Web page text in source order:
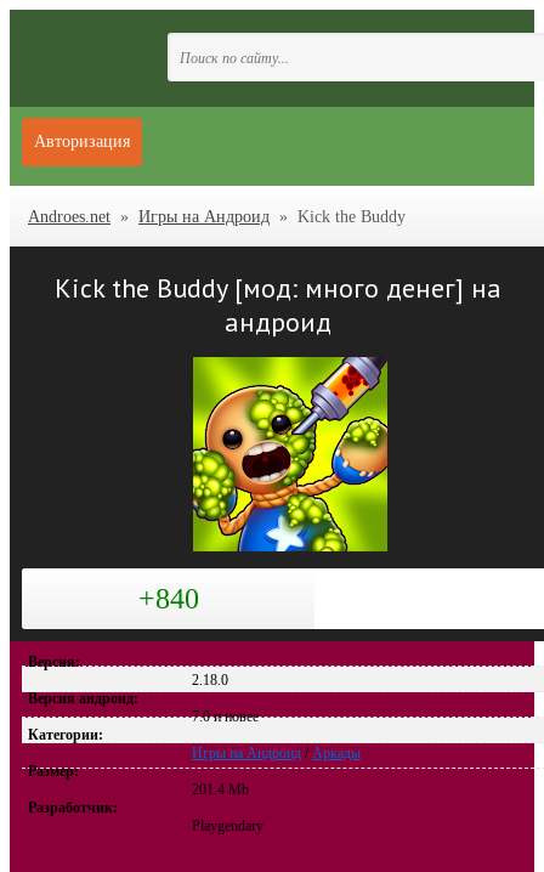
Авторизация
Androes.net » Игры на Андроид » Kick the Buddy
Kick the Buddy [мод: много денег] на
андроид
+840
Версия:
2.18.0
Версия андроид:
7.0 и новее
Категории:
Игры на Андроид /Аркады
Размер:
201.4 Mb
Разработчик:
Playgendary